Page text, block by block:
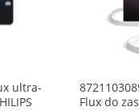
ultra-
Flux do